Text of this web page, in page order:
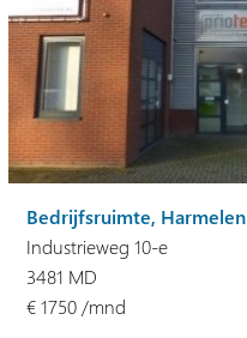
Bedrijfsruimte, Harmelen
Industrieweg 10-e
3481 MD
€ 1750 /mnd